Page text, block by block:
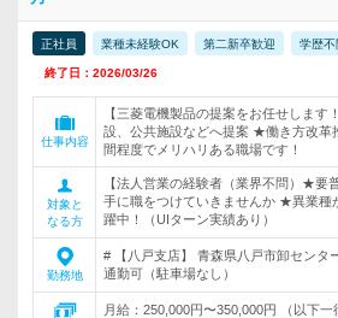
正社員 業種未経験OK 第二新卒歓迎 学歴不
終了日：2026/03/26
仕事内容
【三菱電機製品の提案をお任せします
設、公共施設などへ提案 ★働き方改革
間程度でメリハリある職場です！
対象と
なる方
【法人営業の経験者（業界不問）★要
手に職をつけていきませんか ★異業種
躍中！（UIターン実績あり）
勤務地
# 【八戸支店】 青森県八戸市卸センタ
通勤可（駐車場なし）
月給：250,000円〜350,000円 （以下